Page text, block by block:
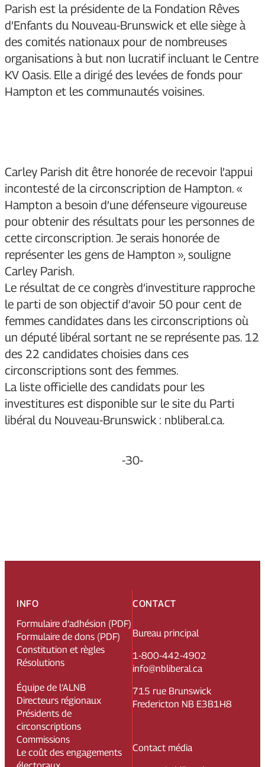
Parish est la présidente de la Fondation Rêves
d’Enfants du Nouveau-Brunswick et elle siège à
des comités nationaux pour de nombreuses
organisations à but non lucratif incluant le Centre
KV Oasis. Elle a dirigé des levées de fonds pour
Hampton et les communautés voisines.
Carley Parish dit être honorée de recevoir l’appui
incontesté de la circonscription de Hampton. «
Hampton a besoin d’une défenseure vigoureuse
pour obtenir des résultats pour les personnes de
cette circonscription. Je serais honorée de
représenter les gens de Hampton », souligne
Carley Parish.
Le résultat de ce congrès d’investiture rapproche
le parti de son objectif d’avoir 50 pour cent de
femmes candidates dans les circonscriptions où
un député libéral sortant ne se représente pas. 12
des 22 candidates choisies dans ces
circonscriptions sont des femmes.
La liste officielle des candidats pour les
investitures est disponible sur le site du Parti
libéral du Nouveau-Brunswick : nbliberal.ca.
-30-
CONTACT
Bureau principal
1-800-442-4902
info@nbliberal.ca
715 rue Brunswick
Fredericton NB E3B1H8
Contact média
INFO
Formulaire d’adhésion (PDF)
Formulaire de dons (PDF)
Constitution et règles
Résolutions
Équipe de l’ALNB
Directeurs régionaux
Présidents de
circonscriptions
Commissions
Le coût des engagements